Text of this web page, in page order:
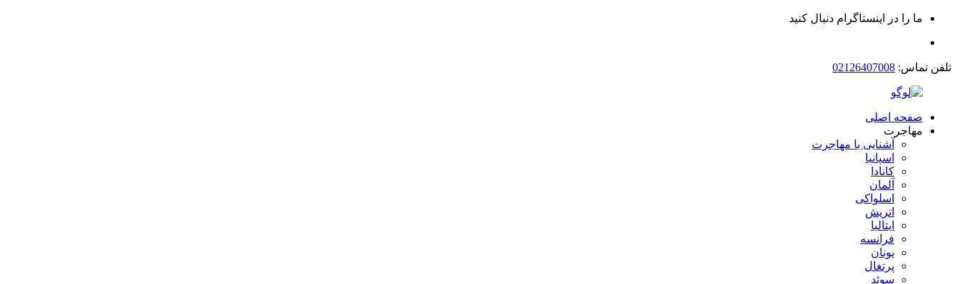
ما را در اینستاگرام دنبال کنید
تلفن تماس: 02126407008
صفحه اصلی
مهاجرت
آشنایی با مهاجرت
اسپانیا
کانادا
آلمان
اسلواکی
اتریش
ایتالیا
فرانسه
یونان
پرتغال
سوئد